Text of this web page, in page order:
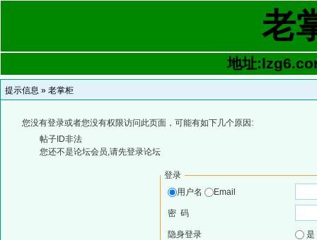
老
地址
提示信息 » 老掌柜
您没有登录或者您没有权限访问此页面，可能有如下几个原因:
帖子ID非法
您还不是论坛会员,请先登录论坛
登录
用户名
Email
密 码
隐身登录